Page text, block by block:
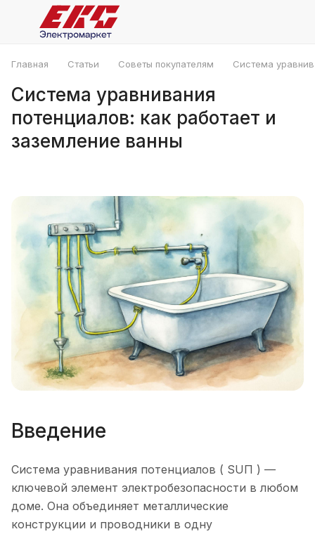
Главная Статьи Советы покупателям Система
Система уравнивания
потенциалов: как работает и
заземление ванны
Введение
Система уравнивания потенциалов ( SUП ) —
ключевой элемент электробезопасности в любом
доме. Она объединяет металлические
конструкции и проводники в одну